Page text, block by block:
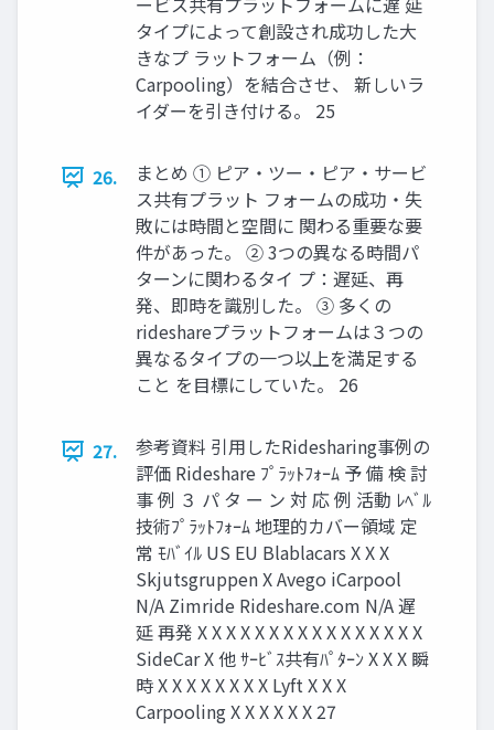
タイプによって創設され成功した大
きなプ ラットフォーム（例：
Carpooling）を結合させ、 新しいラ
イダーを引き付ける。 25
26.
まとめ ① ピア・ツー・ピア・サービ
ス共有プラット フォームの成功・失
敗には時間と空間に 関わる重要な要
件があった。 ② 3つの異なる時間パ
ターンに関わるタイ プ：遅延、再
発、即時を識別した。 ③ 多くの
rideshareプラットフォームは３つの
異なるタイプの一つ以上を満足する
こと を目標にしていた。 26
27.
参考資料 引用したRidesharing事例の
評価 Rideshare ﾌﾟﾗｯﾄﾌｫｰﾑ 予 備 検 討
事 例 ３ パ タ ー ン 対 応 例 活動 ﾚﾍﾞﾙ
技術ﾌﾟﾗｯﾄﾌｫｰﾑ 地理的カバー領域 定
常 ﾓﾊﾞｲﾙ US EU Blablacars X X X
Skjutsgruppen X Avego iCarpool
N/A Zimride Rideshare.com N/A 遅
延 再発 X X X X X X X X X X X X X X X X
SideCar X 他 ｻｰﾋﾞｽ共有ﾊﾟﾀｰﾝ X X X 瞬
時 X X X X X X X X Lyft X X X
Carpooling X X X X X X 27